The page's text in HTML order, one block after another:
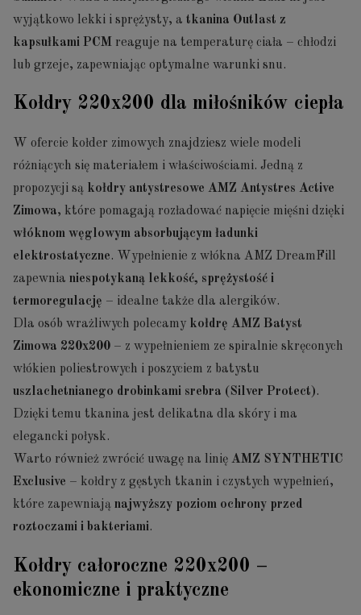
wyjątkowo lekki i sprężysty, a tkanina Outlast z
kapsułkami PCM reaguje na temperaturę ciała – chłodzi
lub grzeje, zapewniając optymalne warunki snu.
Kołdry 220x200 dla miłośników ciepła
W ofercie kołder zimowych znajdziesz wiele modeli
różniących się materiałem i właściwościami. Jedną z
propozycji są kołdry antystresowe AMZ Antystres Active
Zimowa, które pomagają rozładować napięcie mięśni dzięki
włóknom węglowym absorbującym ładunki
elektrostatyczne. Wypełnienie z włókna AMZ DreamFill
zapewnia niespotykaną lekkość, sprężystość i
termoregulację – idealne także dla alergików.
Dla osób wrażliwych polecamy kołdrę AMZ Batyst
Zimowa 220x200 – z wypełnieniem ze spiralnie skręconych
włókien poliestrowych i poszyciem z batystu
uszlachetnianego drobinkami srebra (Silver Protect).
Dzięki temu tkanina jest delikatna dla skóry i ma
elegancki połysk.
Warto również zwrócić uwagę na linię AMZ SYNTHETIC
Exclusive – kołdry z gęstych tkanin i czystych wypełnień,
które zapewniają najwyższy poziom ochrony przed
roztoczami i bakteriami.
Kołdry całoroczne 220x200 –
ekonomiczne i praktyczne